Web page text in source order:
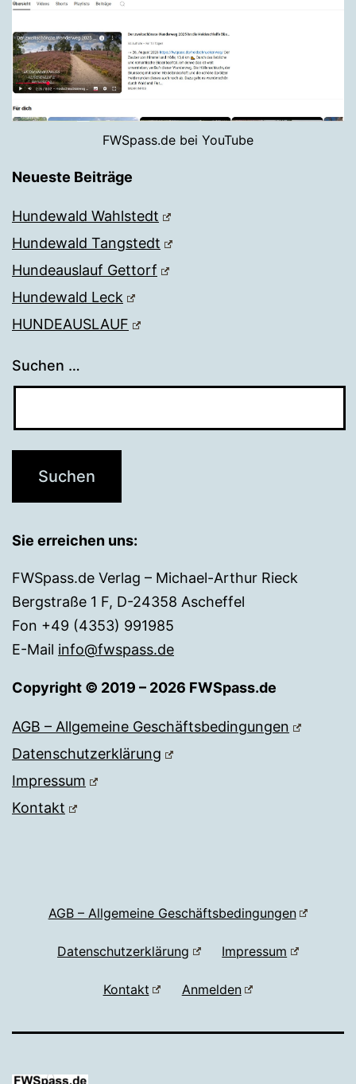
FWSpass.de bei YouTube
Neueste Beiträge
Hundewald Wahlstedt
Hundewald Tangstedt
Hundeauslauf Gettorf
Hundewald Leck
HUNDEAUSLAUF
Suchen …
Sie erreichen uns:
FWSpass.de Verlag – Michael-Arthur Rieck
Bergstraße 1 F, D-24358 Ascheffel
Fon +49 (4353) 991985
E-Mail info@fwspass.de
Copyright © 2019 – 2026 FWSpass.de
AGB – Allgemeine Geschäftsbedingungen
Datenschutzerklärung
Impressum
Kontakt
AGB – Allgemeine Geschäftsbedingungen
Datenschutzerklärung Impressum
Kontakt Anmelden